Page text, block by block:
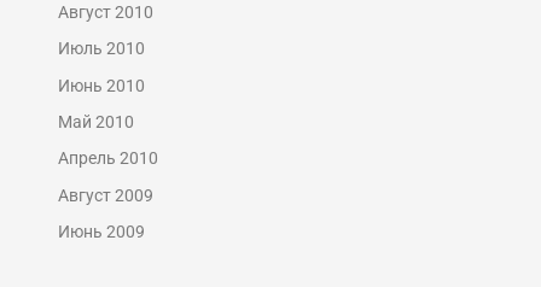
Август 2010
Июль 2010
Июнь 2010
Май 2010
Апрель 2010
Август 2009
Июнь 2009